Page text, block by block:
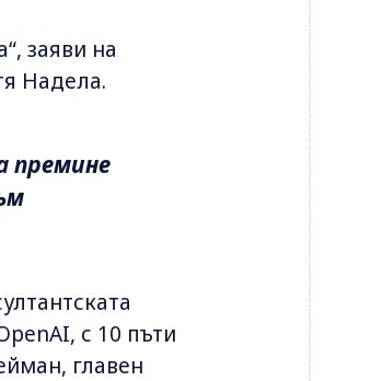
заяви на
Надела.
премине
с 10 пъти
главен